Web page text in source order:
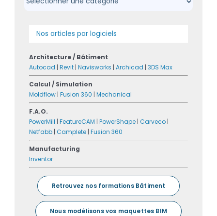
Nos articles par logiciels
Architecture / Bâtiment
Autocad | Revit | Navisworks | Archicad | 3DS Max
Calcul / Simulation
Moldflow | Fusion 360 | Mechanical
F.A.O.
PowerMill | FeatureCAM | PowerShape | Carveco |
Netfabb | Camplete | Fusion 360
Manufacturing
Inventor
Retrouvez nos formations Bâtiment
Nous modélisons vos maquettes BIM